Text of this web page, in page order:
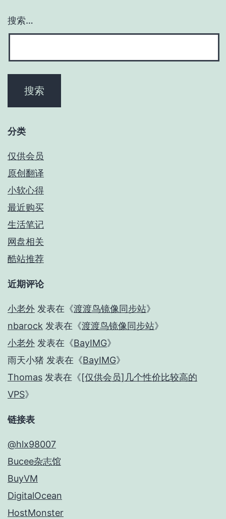
搜索…
分类
仅供会员
原创翻译
小软心得
最近购买
生活笔记
网盘相关
酷站推荐
近期评论
小老外 发表在《渡渡鸟镜像同步站》
nbarock 发表在《渡渡鸟镜像同步站》
小老外 发表在《BayIMG》
雨天小猪 发表在《BayIMG》
Thomas 发表在《[仅供会员]几个性价比较高的
VPS》
链接表
@hlx98007
Bucee杂志馆
BuyVM
DigitalOcean
HostMonster